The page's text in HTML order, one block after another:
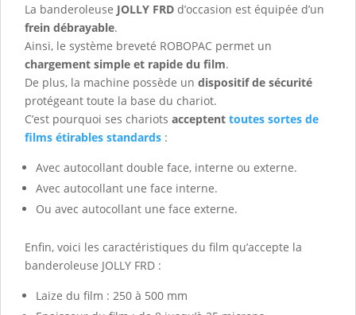
La banderoleuse JOLLY FRD d’occasion est équipée d’un
frein débrayable.
Ainsi, le système breveté ROBOPAC permet un
chargement simple et rapide du film.
De plus, la machine possède un dispositif de sécurité
protégeant toute la base du chariot.
C’est pourquoi ses chariots acceptent toutes sortes de
films étirables standards :
Avec autocollant double face, interne ou externe.
Avec autocollant une face interne.
Ou avec autocollant une face externe.
Enfin, voici les caractéristiques du film qu’accepte la
banderoleuse JOLLY FRD :
Laize du film : 250 à 500 mm